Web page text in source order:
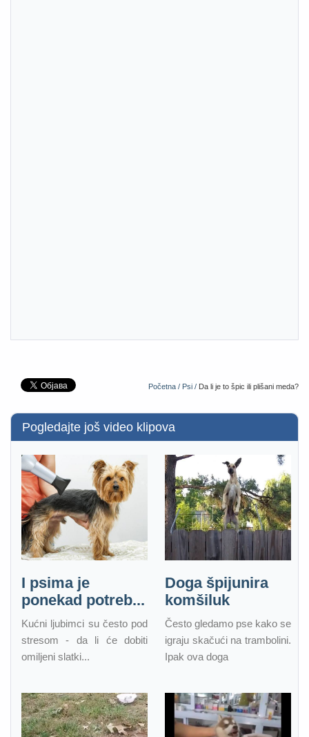
Početna / Psi / Da li je to špic ili plišani meda?
Pogledajte još video klipova
I psima je
ponekad potreb...
Kućni ljubimci su često pod
stresom - da li će dobiti
omiljeni slatki...
Doga špijunira
komšiluk
Često gledamo pse kako se
igraju skačući na trambolini.
Ipak ova doga